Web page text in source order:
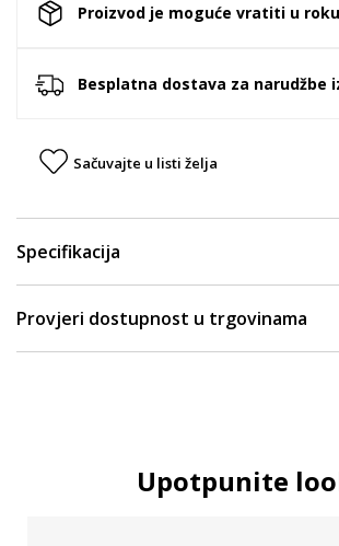
Proizvod je moguće vratiti u
Besplatna dostava za narudžbe
Sačuvajte u listi želja
Specifikacija
Provjeri dostupnost u trgovinama
Upotpunite